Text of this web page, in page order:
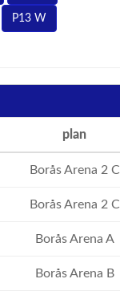
P13 W
plan
Borås Arena 2 C
Borås Arena 2 C
Borås Arena A
Borås Arena B